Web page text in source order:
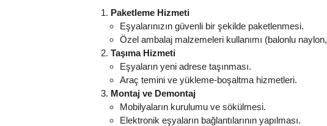
Paketleme Hizmeti
Eşyalarınızın güvenli bir şekilde paketlenmesi.
Özel ambalaj malzemeleri kullanımı (balonlu
Taşıma Hizmeti
Eşyaların yeni adrese taşınması.
Araç temini ve yükleme-boşaltma hizmetleri.
Montaj ve Demontaj
Mobilyaların kurulumu ve sökülmesi.
Elektronik eşyaların bağlantılarının yapılması.